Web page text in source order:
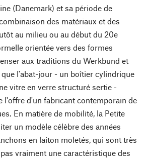
(Danemark) et sa période de
des matériaux et des
au milieu ou au début du 20e
orientée vers des formes
aux traditions du Werkbund et
l'abat-jour - un boîtier cylindrique
vitre en verre structuré sertie -
l'offre d'un fabricant contemporain de
En matière de mobilité, la Petite
un modèle célèbre des années
en laiton moletés, qui sont très
vraiment une caractéristique des